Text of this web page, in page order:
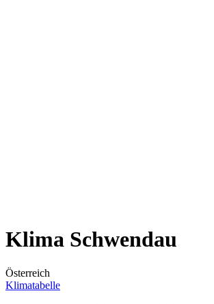
Klima Schwendau
Österreich
Klimatabelle